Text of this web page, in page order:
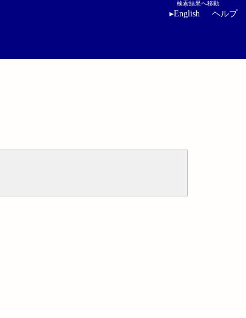
検索結果へ移動
▸English ヘルプ